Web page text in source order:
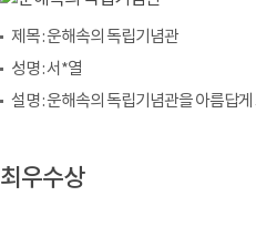
제목 : 운해속의 독립기념관
성명 : 서*열
설명 : 운해속의 독립기념관을 아름답
최우수상